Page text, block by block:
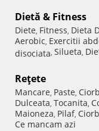
Dietă & Fitness
Diete, Fitness, Dieta
Aerobic, Exercitii
disociata, Silueta,
Reţete
Mancare, Paste,
Dulceata, Tocanita,
Maioneza, Pilaf,
Ce mancam azi